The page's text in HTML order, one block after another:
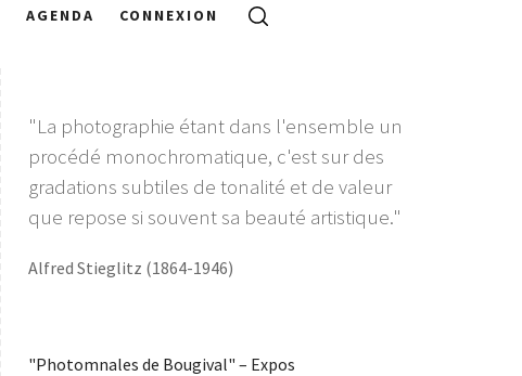
AGENDA CONNEXION
"La photographie étant dans l'ensemble un
procédé monochromatique, c'est sur des
gradations subtiles de tonalité et de valeur
que repose si souvent sa beauté artistique."
Alfred Stieglitz (1864-1946)
"Photomnales de Bougival" – Expos